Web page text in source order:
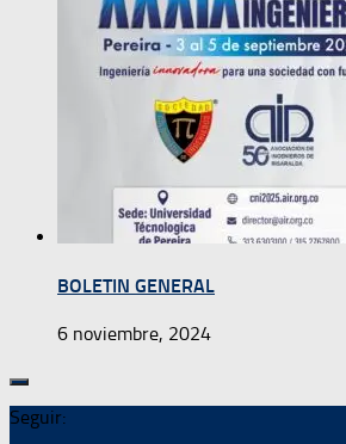
BOLETIN GENERAL
6 noviembre, 2024
Seguir: